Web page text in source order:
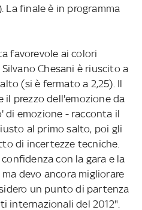
La finale è in programma
favorevole ai colori
Chesani è riuscito a
(si è fermato a 2,25). Il
prezzo dell'emozione da
di emozione - racconta il
al primo salto, poi gli
di incertezze tecniche.
con la gara e la
devo ancora migliorare
un punto di partenza
internazionali del 2012".